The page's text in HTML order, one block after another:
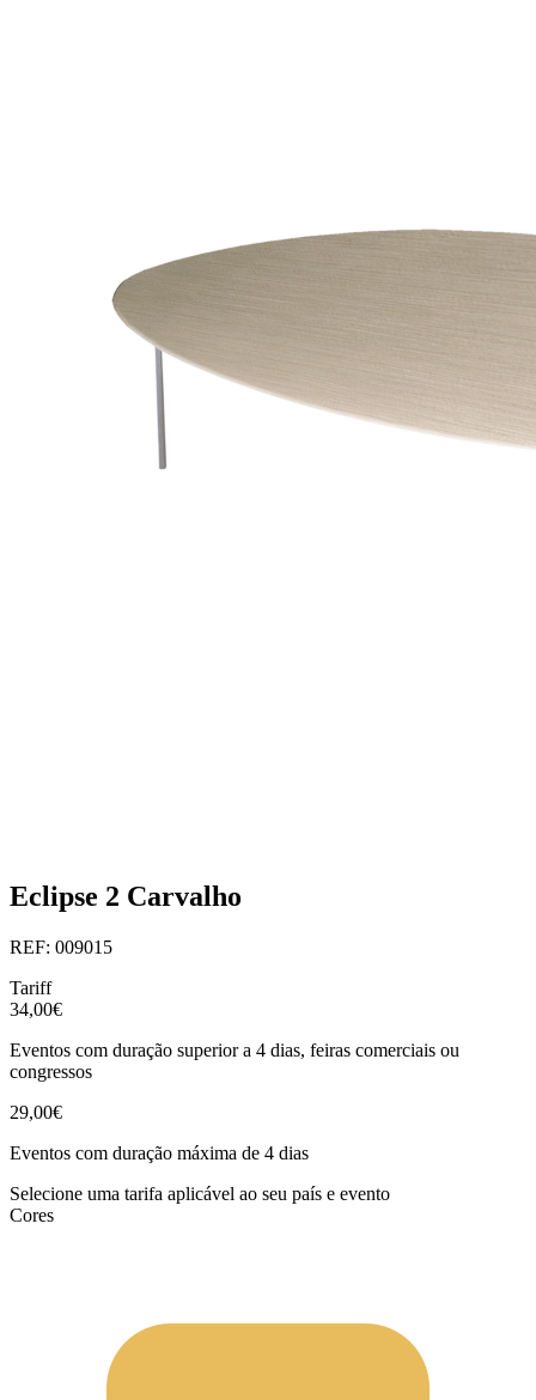
Eclipse 2 Carvalho
REF: 009015
Tariff
34,00€
Eventos com duração superior a 4 dias, feiras comerciais ou
congressos
29,00€
Eventos com duração máxima de 4 dias
Selecione uma tarifa aplicável ao seu país e evento
Cores